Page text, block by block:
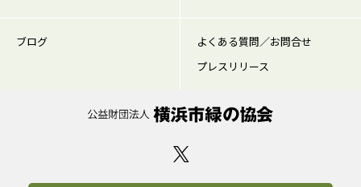
ブログ
よくある質問／お問合せ
プレスリリース